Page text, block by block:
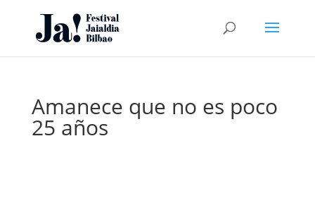
Amanece que no es poco
25 años